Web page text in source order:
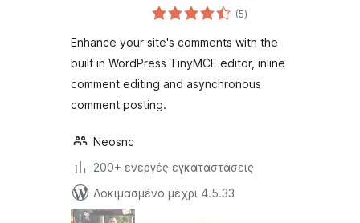
(5αξιολογήσεις
σύνολο
)
Enhance your site's comments with the
built in WordPress TinyMCE editor, inline
comment editing and asynchronous
comment posting.
Neosnc
200+ ενεργές εγκαταστάσεις
Δοκιμασμένο μέχρι 4.5.33